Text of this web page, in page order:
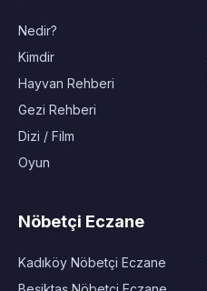
Nedir?
Kimdir
Hayvan Rehberi
Gezi Rehberi
Dizi / Film
Oyun
Nöbetçi Eczane
Kadıköy Nöbetçi Eczane